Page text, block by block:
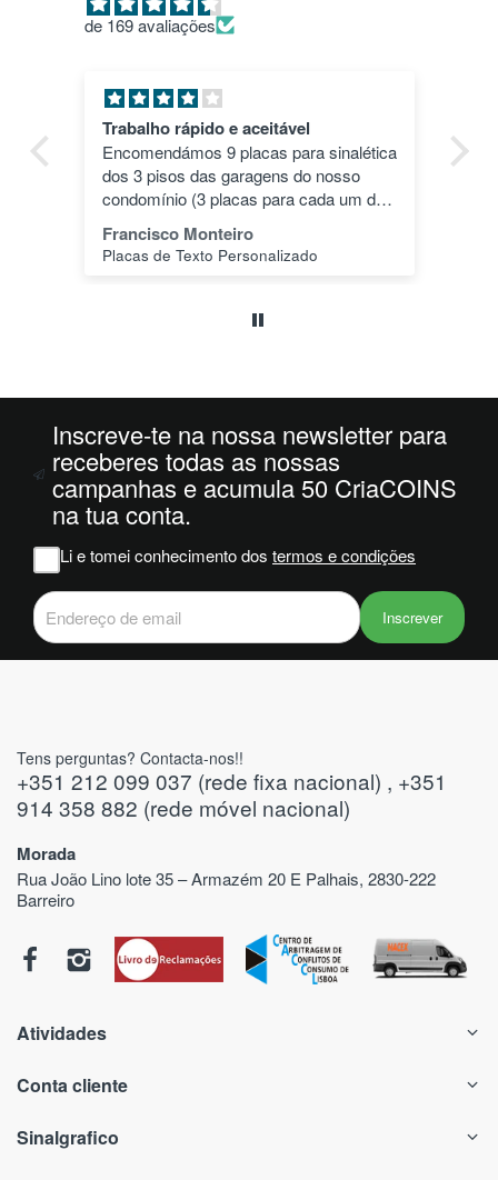
de 169 avaliações
Pla HD roxo
Top. Impressões correram às mil
maravilhas e a cor deu um toque
especial.
João Alves
Inscreve-te na nossa newsletter para
receberes todas as nossas
campanhas e acumula 50 CriaCOINS
na tua conta.
Li e tomei conhecimento dos termos e condições
Inscrever
Tens perguntas? Contacta-nos!!
+351 212 099 037 (rede fixa nacional) , +351
914 358 882 (rede móvel nacional)
Morada
Rua João Lino lote 35 – Armazém 20 E Palhais, 2830-222
Barreiro
Atividades
Conta cliente
Sinalgrafico